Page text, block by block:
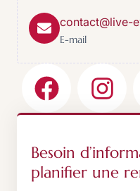
contact@live-
E-mail
Besoin
planifier une